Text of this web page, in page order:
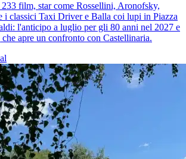
film, star come Rossellini, Aronofsky,
i classici Taxi Driver e Balla coi lupi in Piazza
l'anticipo a luglio per gli 80 anni nel 2027 e
apre un confronto con Castellinaria.